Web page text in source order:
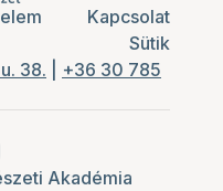
Kapcsolat
Sütik
38.
+36 30 785
Akadémia